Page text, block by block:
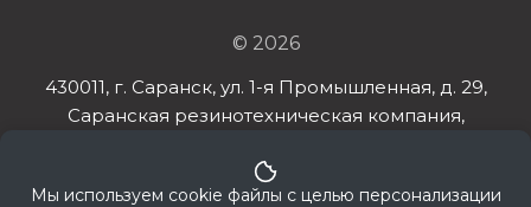
© 2026
430011, г. Саранск, ул. 1-я Промышленная, д. 29,
Саранская резинотехническая компания,
Мы используем cookie файлы с целью персонализации